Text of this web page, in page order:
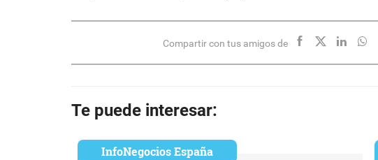
Compartir con tus amigos de
Te puede interesar:
InfoNegocios España